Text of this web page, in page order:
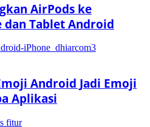
AirPods ke
dan Tablet Android
Android Jadi Emoji
Aplikasi